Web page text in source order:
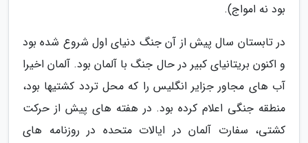
بود نه امواج).
در تابستان سال پیش از آن جنگ دنیای اول شروع شده بود
و اکنون بریتانیای کبیر در حال جنگ با آلمان بود. آلمان اخیرا
آب های مجاور جزایر انگلیس را که محل تردد کشتیها بود،
منطقه جنگی اعلام کرده بود. در هفته های پیش از حرکت
کشتی، سفارت آلمان در ایالات متحده در روزنامه های